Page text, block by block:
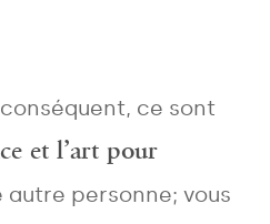
ce sont
et l’art pour
autre personne; vous